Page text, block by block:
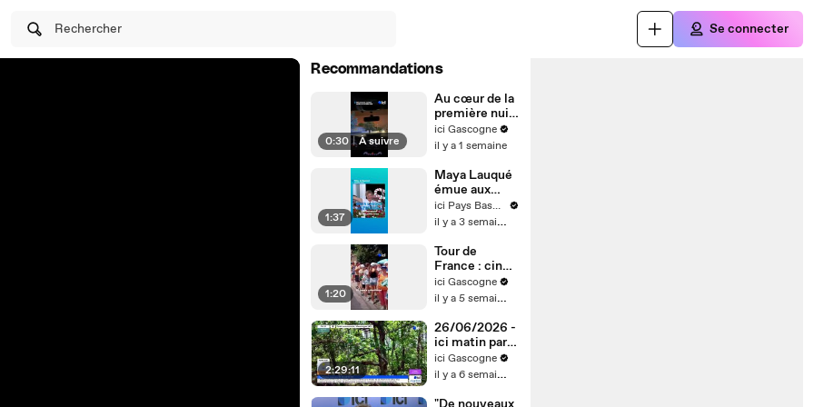
Rechercher Se connecter
Recommandations
0:30 | À suivre
Au cœur de la
première nuit
de l'incendie à
Biscarrosse
ici Gascogne
il y a 1 semaine
1:37
Maya Lauqué
émue aux
Fêtes de
Bayonne aux
père
ici Pays Basque
il y a 3 semaines
1:20
Tour de
France : cinq
spots pour
voir passer les
l'étape
Hagetmau-
Bordeaux
ici Gascogne
il y a 5 semaines
2:29:11
26/06/2026 -
ici matin par
ici Gascogne
en vidéo
ici Gascogne
il y a 6 semaines